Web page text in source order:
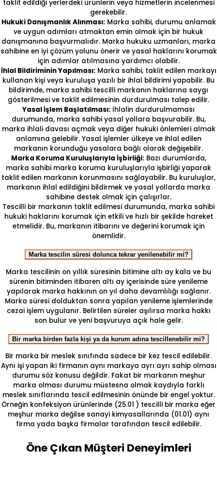
taklit edildiği yerlerdeki ürünlerin veya hizmetlerin incelenmesi
gerekebilir.
Hukuki Danışmanlık Alınması:Marka sahibi, durumu anlamak
ve uygun adımları atmaktan emin olmak için bir hukuk
danışmanına başvurmalıdır. Marka hukuku uzmanları, marka
sahibine en iyi çözüm yolunu önerir ve yasal haklarını korumak
için adımlar atılmasına yardımcı olabilir.
İhlal Bildiriminin Yapılması:Marka sahibi, taklit edilen markayı
kullanan kişi veya kuruluşa yazılı bir ihlal bildirimi yapabilir. Bu
bildirimde, marka sahibi tescilli markanın haklarına saygı
gösterilmesi ve taklit edilmesinin durdurulması talep edilir.
Yasal İşlem Başlatılması: İhlalin durdurulmaması
durumunda, marka sahibi yasal yollara başvurabilir. Bu,
marka ihlali davası açmak veya diğer hukuki önlemleri almak
anlamına gelebilir. Yasal işlemler ülkeye ve ihlal edilen
markanın korunduğu yasalara bağlı olarak değişebilir.
Marka Koruma Kuruluşlarıyla İşbirliği:Bazı durumlarda,
marka sahibi marka koruma kuruluşlarıyla işbirliği yaparak
taklit edilen markanın korunmasını sağlayabilir. Bu kuruluşlar,
markanın ihlal edildiğini bildirmek ve yasal yollarda marka
sahibine destek olmak için çalışırlar.
Tescilli bir markanın taklit edilmesi durumunda, marka sahibi
hukuki haklarını korumak için etkili ve hızlı bir şekilde hareket
etmelidir. Bu, markanın itibarını ve değerini korumak için
önemlidir.
Marka tescilin süresi dolunca tekrar yenilenebilir mi?
Marka tescilinin on yıllık süresinin bitimine altı ay kala ve bu
sürenin bitiminden itibaren altı ay içerisinde süre yenileme
yapılarak marka hakkının on yıl daha devamlılığı sağlanır.
Marka süresi dolduktan sonra yapılan yenileme işlemlerinde
cezai işlem uygulanır. Belirtilen süreler aşılırsa marka hakkı
son bulur ve yeni başvuruya açık hale gelir.
Bir marka birden fazla kişi ya da kurum adına tescillenebilir mi?
Bir marka bir meslek sınıfında sadece bir kez tescil edilebilir.
Aynı işi yapan iki firmanın aynı markaya ayrı ayrı sahip olması
durumu söz konusu değildir. Fakat bir markanın meşhur
marka olması durumu müstesna olmak kaydıyla farklı
meslek sınıflarında tescil edilmesinin önünde bir engel yoktur.
Örneğin konfeksiyon ürünlerinde (25.01 ) tescilli bir marka eğer
meşhur marka değilse sanayi kimyasallarında (01.01) aynı
firma yada başka firmalar tarafından tescil edilebilir.
Öne Çıkan Müşteri Deneyimleri